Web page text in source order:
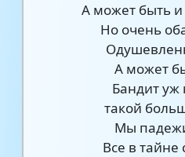
А может быть
Но очень
А может
Бандит уж
такой
Мы
Все в тайне